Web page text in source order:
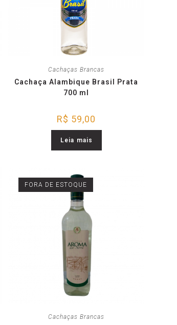
Cachaças Brancas
Cachaça Alambique Brasil Prata
700 ml
R$ 59,00
Leia mais
FORA DE ESTOQUE
Cachaças Brancas